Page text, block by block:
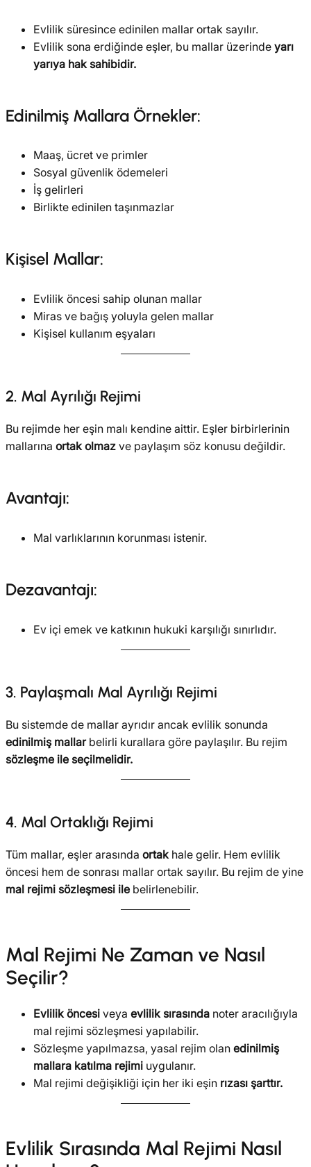
Evlilik süresince edinilen mallar ortak sayılır.
Evlilik sona erdiğinde eşler, bu mallar üzerinde yarı
yarıya hak sahibidir.
Edinilmiş Mallara Örnekler:
Maaş, ücret ve primler
Sosyal güvenlik ödemeleri
İş gelirleri
Birlikte edinilen taşınmazlar
Kişisel Mallar:
Evlilik öncesi sahip olunan mallar
Miras ve bağış yoluyla gelen mallar
Kişisel kullanım eşyaları
2. Mal Ayrılığı Rejimi
Bu rejimde her eşin malı kendine aittir. Eşler birbirlerinin
mallarına ortak olmaz ve paylaşım söz konusu değildir.
Avantajı:
Mal varlıklarının korunması istenir.
Dezavantajı:
Ev içi emek ve katkının hukuki karşılığı sınırlıdır.
3. Paylaşmalı Mal Ayrılığı Rejimi
Bu sistemde de mallar ayrıdır ancak evlilik sonunda
edinilmiş mallarbelirli kurallara göre paylaşılır. Bu rejim
sözleşme ile seçilmelidir.
4. Mal Ortaklığı Rejimi
Tüm mallar, eşler arasında ortakhale gelir. Hem evlilik
öncesi hem de sonrası mallar ortak sayılır. Bu rejim de yine
mal rejimi sözleşmesi ile belirlenebilir.
Mal Rejimi Ne Zaman ve Nasıl
Seçilir?
Evlilik öncesi veya evlilik sırasında noter aracılığıyla
mal rejimi sözleşmesi yapılabilir.
Sözleşme yapılmazsa, yasal rejim olan edinilmiş
mallara katılma rejimi uygulanır.
Mal rejimi değişikliği için her iki eşin rızası şarttır.
Evlilik Sırasında Mal Rejimi Nasıl